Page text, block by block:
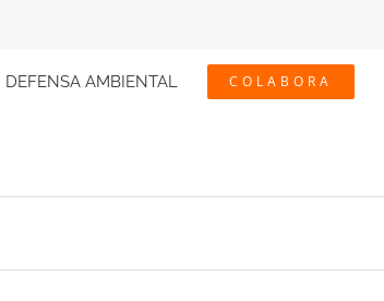
DEFENSA AMBIENTAL COLABORA